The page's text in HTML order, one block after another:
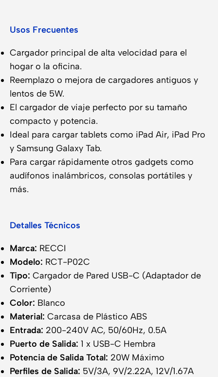
Usos Frecuentes
Cargador principal de alta velocidad para el
hogar o la oficina.
Reemplazo o mejora de cargadores antiguos y
lentos de 5W.
El cargador de viaje perfecto por su tamaño
compacto y potencia.
Ideal para cargar tablets como iPad Air, iPad Pro
y Samsung Galaxy Tab.
Para cargar rápidamente otros gadgets como
audífonos inalámbricos, consolas portátiles y
más.
Detalles Técnicos
Marca: RECCI
Modelo: RCT-P02C
Tipo: Cargador de Pared USB-C (Adaptador de
Corriente)
Color: Blanco
Material: Carcasa de Plástico ABS
Entrada: 200-240V AC, 50/60Hz, 0.5A
Puerto de Salida: 1 x USB-C Hembra
Potencia de Salida Total: 20W Máximo
Perfiles de Salida: 5V/3A, 9V/2.22A, 12V/1.67A